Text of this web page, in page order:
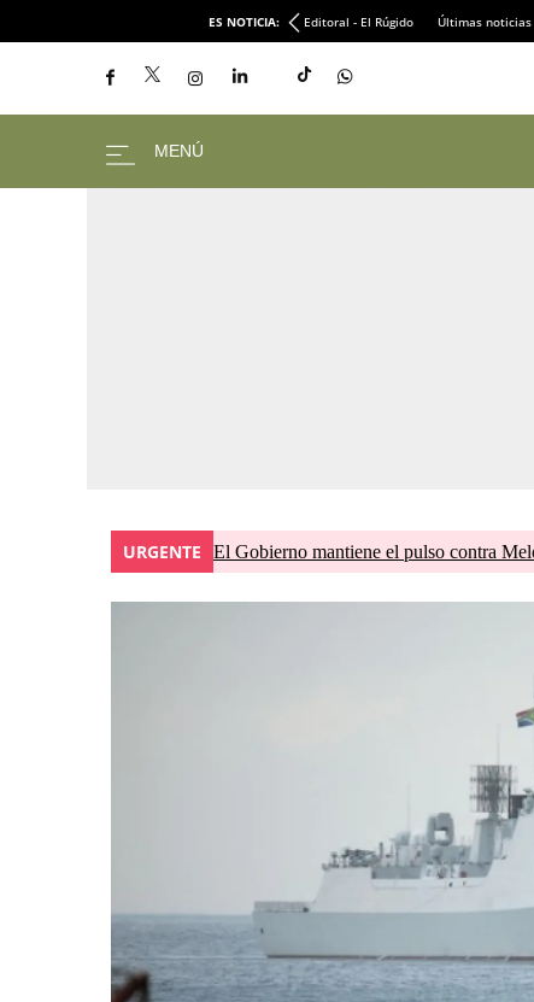
ES NOTICIA: Editoral - El Rúgido Últimas noticias
URGENTE El Gobierno mantiene el pulso contra